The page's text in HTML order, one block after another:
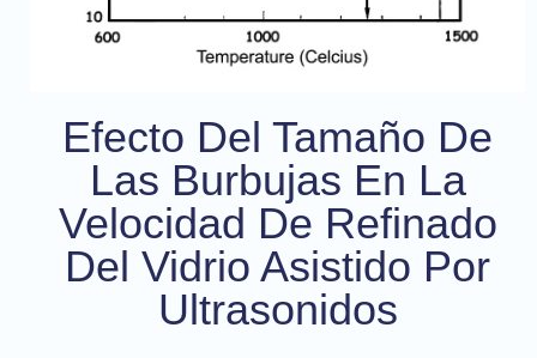
Efecto Del Tamaño De
Las Burbujas En La
Velocidad De Refinado
Del Vidrio Asistido Por
Ultrasonidos